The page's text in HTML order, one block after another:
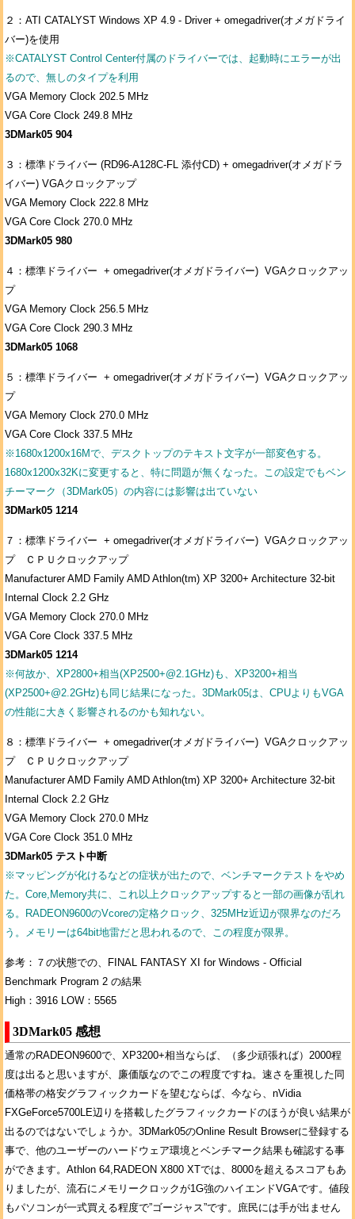
２：ATI CATALYST Windows XP 4.9 - Driver + omegadriver(オメガドライ
バー)を使用
※CATALYST Control Center付属のドライバーでは、起動時にエラーが出
るので、無しのタイプを利用
VGA Memory Clock 202.5 MHz
VGA Core Clock 249.8 MHz
3DMark05 904
３：標準ドライバー (RD96-A128C-FL 添付CD) + omegadriver(オメガドラ
イバー) VGAクロックアップ
VGA Memory Clock 222.8 MHz
VGA Core Clock 270.0 MHz
3DMark05 980
４：標準ドライバー + omegadriver(オメガドライバー) VGAクロックアッ
プ
VGA Memory Clock 256.5 MHz
VGA Core Clock 290.3 MHz
3DMark05 1068
５：標準ドライバー + omegadriver(オメガドライバー) VGAクロックアッ
プ
VGA Memory Clock 270.0 MHz
VGA Core Clock 337.5 MHz
※1680x1200x16Mで、デスクトップのテキスト文字が一部変色する。
1680x1200x32Kに変更すると、特に問題が無くなった。この設定でもベン
チーマーク（3DMark05）の内容には影響は出ていない
3DMark05 1214
７：標準ドライバー + omegadriver(オメガドライバー) VGAクロックアッ
プ ＣＰＵクロックアップ
Manufacturer AMD Family AMD Athlon(tm) XP 3200+ Architecture 32-bit
Internal Clock 2.2 GHz
VGA Memory Clock 270.0 MHz
VGA Core Clock 337.5 MHz
3DMark05 1214
※何故か、XP2800+相当(XP2500+@2.1GHz)も、XP3200+相当
(XP2500+@2.2GHz)も同じ結果になった。3DMark05は、CPUよりもVGA
の性能に大きく影響されるのかも知れない。
８：標準ドライバー + omegadriver(オメガドライバー) VGAクロックアッ
プ ＣＰＵクロックアップ
Manufacturer AMD Family AMD Athlon(tm) XP 3200+ Architecture 32-bit
Internal Clock 2.2 GHz
VGA Memory Clock 270.0 MHz
VGA Core Clock 351.0 MHz
3DMark05 テスト中断
※マッピングが化けるなどの症状が出たので、ベンチマークテストをやめ
た。Core,Memory共に、これ以上クロックアップすると一部の画像が乱れ
る。RADEON9600のVcoreの定格クロック、325MHz近辺が限界なのだろ
う。メモリーは64bit地雷だと思われるので、この程度が限界。
参考：７の状態での、FINAL FANTASY XI for Windows - Official
Benchmark Program 2 の結果
High：3916 LOW：5565
3DMark05 感想
通常のRADEON9600で、XP3200+相当ならば、（多少頑張れば）2000程
度は出ると思いますが、廉価版なのでこの程度ですね。速さを重視した同
価格帯の格安グラフィックカードを望むならば、今なら、nVidia
FXGeForce5700LE辺りを搭載したグラフィックカードのほうが良い結果が
出るのではないでしょうか。3DMark05のOnline Result Browserに登録する
事で、他のユーザーのハードウェア環境とベンチマーク結果も確認する事
ができます。Athlon 64,RADEON X800 XTでは、8000を超えるスコアもあ
りましたが、流石にメモリークロックが1G強のハイエンドVGAです。値段
もパソコンが一式買える程度で”ゴージャス”です。庶民には手が出ません